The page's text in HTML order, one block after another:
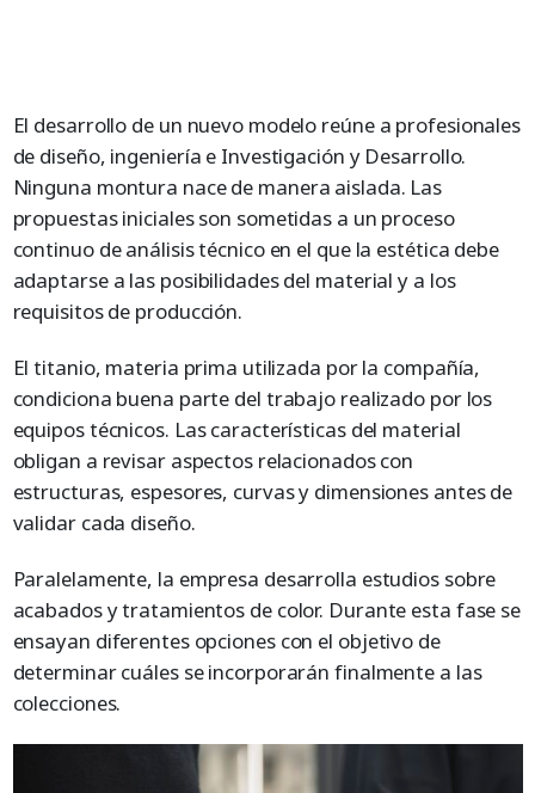
El desarrollo de un nuevo modelo reúne a profesionales
de diseño, ingeniería e Investigación y Desarrollo.
Ninguna montura nace de manera aislada. Las
propuestas iniciales son sometidas a un proceso
continuo de análisis técnico en el que la estética debe
adaptarse a las posibilidades del material y a los
requisitos de producción.
El titanio, materia prima utilizada por la compañía,
condiciona buena parte del trabajo realizado por los
equipos técnicos. Las características del material
obligan a revisar aspectos relacionados con
estructuras, espesores, curvas y dimensiones antes de
validar cada diseño.
Paralelamente, la empresa desarrolla estudios sobre
acabados y tratamientos de color. Durante esta fase se
ensayan diferentes opciones con el objetivo de
determinar cuáles se incorporarán finalmente a las
colecciones.